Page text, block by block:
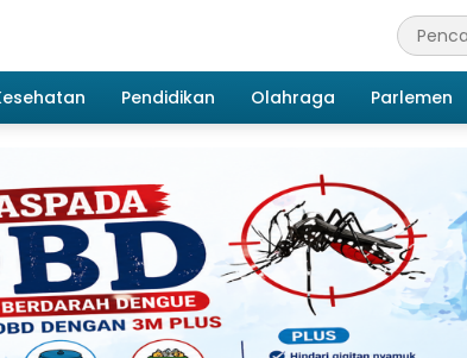
Pendidikan Olahraga Parlemen